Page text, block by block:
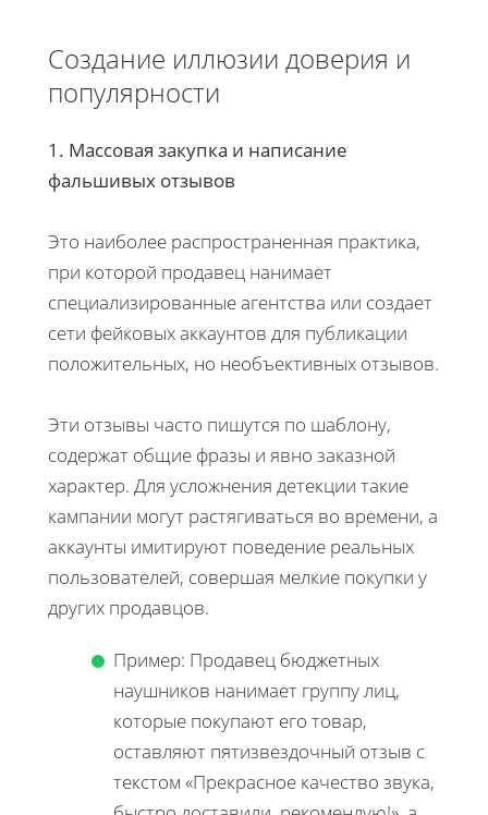
Создание иллюзии доверия и
популярности
1. Массовая закупка и написание
фальшивых отзывов
Это наиболее распространенная практика,
при которой продавец нанимает
специализированные агентства или создает
сети фейковых аккаунтов для публикации
положительных, но необъективных отзывов.
Эти отзывы часто пишутся по шаблону,
содержат общие фразы и явно заказной
характер. Для усложнения детекции такие
кампании могут растягиваться во времени, а
аккаунты имитируют поведение реальных
пользователей, совершая мелкие покупки у
других продавцов.
Пример: Продавец бюджетных
наушников нанимает группу лиц,
которые покупают его товар,
оставляют пятизвездочный отзыв с
текстом «Прекрасное качество звука,